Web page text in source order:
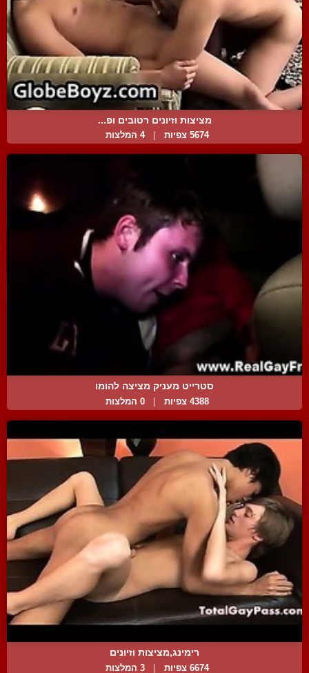
מציצות וזיונים רטובים ופ...
5674 צפיות 4 המלצות
סטרייט מעניק מציצה להומו
4388 צפיות 0 המלצות
רימינג,מציצות וזיונים
6674 צפיות | 3 המלצות